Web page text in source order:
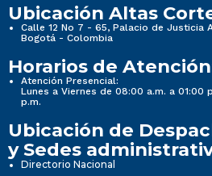
Ubicación Altas
Calle 12 No 7 - 65, Palacio de Justicia
Bogotá - Colombia
Horarios de
Atención Presencial:
Lunes a Viernes de 08:00 a.m. a 01:00
p.m.
Ubicación de
y Sedes
Directorio Nacional